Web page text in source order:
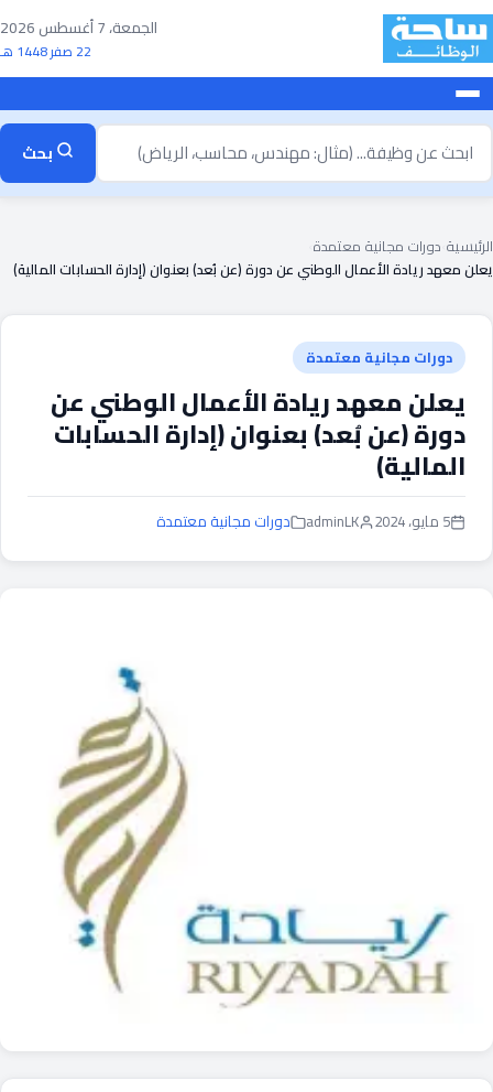
تخطى
إلى
المحتوى
الجمعة، 7 أغسطس 2026
22 صفر 1448 هـ
ابحث
بحث
الرئيسية دورات مجانية معتمدة
يعلن معهد ريادة الأعمال الوطني عن دورة (عن بُعد) بعنوان (إدارة الحسابات المالية)
دورات مجانية معتمدة
يعلن معهد ريادة الأعمال الوطني عن
دورة (عن بُعد) بعنوان (إدارة الحسابات
المالية)
5 مايو، 2024 adminLK دورات مجانية معتمدة